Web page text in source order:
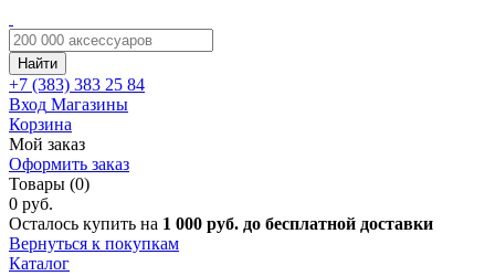
Найти
+7 (383) 383 25 84
Вход Магазины
Корзина
Мой заказ
Оформить заказ
Товары (0)
0 руб.
Осталось купить на 1 000 руб. до бесплатной доставки
Вернуться к покупкам
Каталог